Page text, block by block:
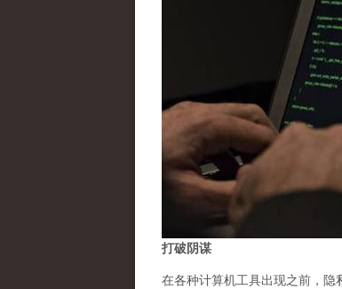
打破阴谋
在各种计算机工具出现之前，